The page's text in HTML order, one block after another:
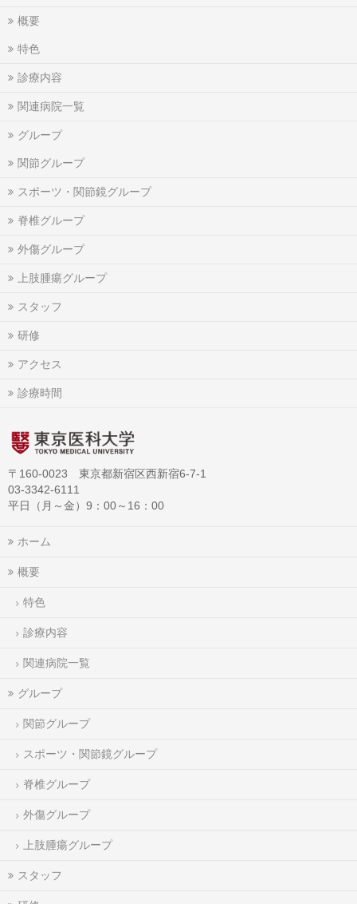
概要
特色
診療内容
関連病院一覧
グループ
関節グループ
スポーツ・関節鏡グループ
脊椎グループ
外傷グループ
上肢腫瘍グループ
スタッフ
研修
アクセス
診療時間
〒160-0023 東京都新宿区西新宿6-7-1
03-3342-6111
平日（月～金）9：00～16：00
ホーム
概要
特色
診療内容
関連病院一覧
グループ
関節グループ
スポーツ・関節鏡グループ
脊椎グループ
外傷グループ
上肢腫瘍グループ
スタッフ